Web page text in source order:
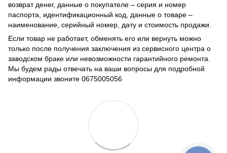
возврат денег, данные о покупателе – серия и номер
паспорта, идентификационный код, данные о товаре –
наименование, серийный номер, дату и стоимость продажи.
Если товар не работает, обменять его или вернуть можно
только после получения заключения из сервисного центра о
заводском браке или невозможности гарантийного ремонта.
Мы будем рады отвечать на ваши вопросы для подробной
информации звоните 0675005056